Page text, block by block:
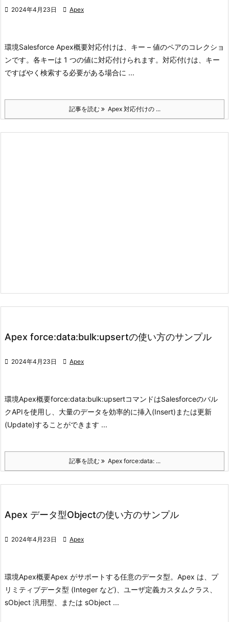
 2024年4月23日  Apex
環境Salesforce Apex概要対応付けは、キー – 値のペアのコレクショ
ンです。各キーは 1 つの値に対応付けられます。 対応付けは、キー
ですばやく検索する必要がある場合に ...
記事を読む Apex 対応付けの ...
Apex force:data:bulk:upsertの使い方のサンプル
 2024年4月23日  Apex
環境Apex概要force:data:bulk:upsertコマンドはSalesforceのバル
クAPIを使用し、大量のデータを効率的に挿入(Insert)または更新
(Update)することができます ...
記事を読む Apex force:data: ...
Apex データ型Objectの使い方のサンプル
 2024年4月23日  Apex
環境Apex概要Apex がサポートする任意のデータ型。Apex は、プ
リミティブデータ型 (Integer など)、ユーザ定義カスタムクラス、
sObject 汎用型、または sObject ...